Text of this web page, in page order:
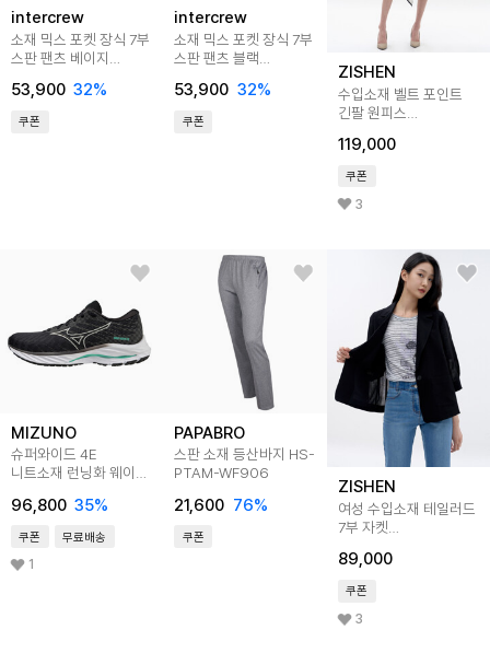
intercrew
소재 믹스 포켓 장식 7부
스판 팬츠 베이지
53,900 32%
쿠폰
intercrew
소재 믹스 포켓 장식 7부
스판 팬츠 블랙
53,900 32%
쿠폰
ZISHEN
수입소재 벨트 포인트
긴팔 원피스
119,000
쿠폰
3
MIZUNO
슈퍼와이드 4E
니트소재 런닝화 웨이브
J1GD220672
96,800 35%
쿠폰 무료배송
1
PAPABRO
스판 소재 등산바지 HS-
PTAM-WF906
21,600 76%
쿠폰
ZISHEN
여성 수입소재 테일러드
7부 자켓
89,000
쿠폰
3